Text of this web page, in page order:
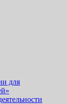
для